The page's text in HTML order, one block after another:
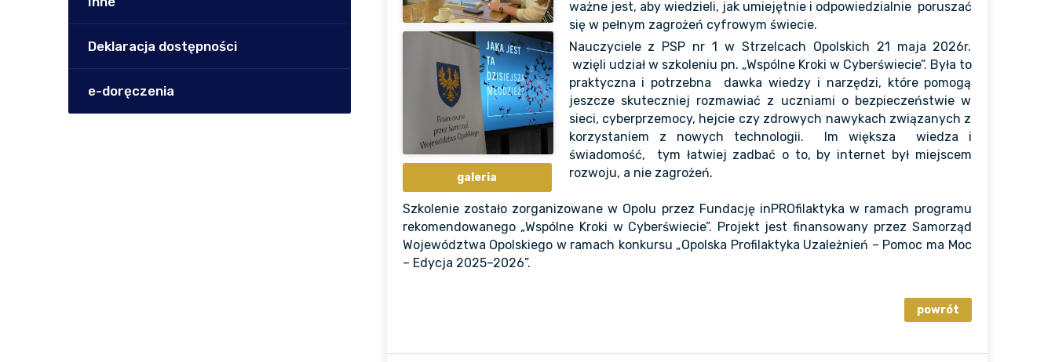
Deklaracja dostępności
e-doręczenia
galeria
ważne jest, aby wiedzieli, jak umiejętnie i odpowiedzialnie poruszać
się w pełnym zagrożeń cyfrowym świecie.
Nauczyciele z PSP nr 1 w Strzelcach Opolskich 21 maja 2026r.
wzięli udział w szkoleniu pn. „Wspólne Kroki w Cyberświecie”. Była to
praktyczna i potrzebna dawka wiedzy i narzędzi, które pomogą
jeszcze skuteczniej rozmawiać z uczniami o bezpieczeństwie w
sieci, cyberprzemocy, hejcie czy zdrowych nawykach związanych z
korzystaniem z nowych technologii. Im większa wiedza i
świadomość, tym łatwiej zadbać o to, by internet był miejscem
rozwoju, a nie zagrożeń.
Szkolenie zostało zorganizowane w Opolu przez Fundację inPROfilaktyka w ramach programu
rekomendowanego „Wspólne Kroki w Cyberświecie”. Projekt jest finansowany przez Samorząd
Województwa Opolskiego w ramach konkursu „Opolska Profilaktyka Uzależnień – Pomoc ma Moc
– Edycja 2025–2026”.